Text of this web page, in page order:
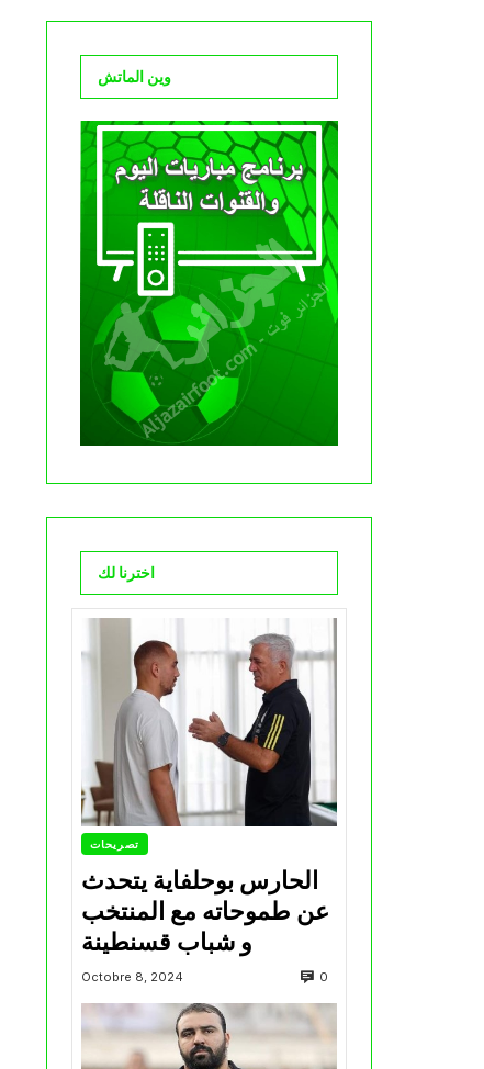
وين الماتش
اخترنا لك
تصريحات
الحارس بوحلفاية يتحدث
عن طموحاته مع المنتخب
و شباب قسنطينة
Octobre 8, 2024 0